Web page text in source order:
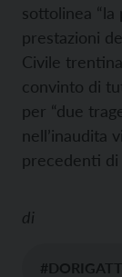
sottolinea “la
prestazioni
Civile
convinto di
per “due
nell’inaudita
precedenti di
di